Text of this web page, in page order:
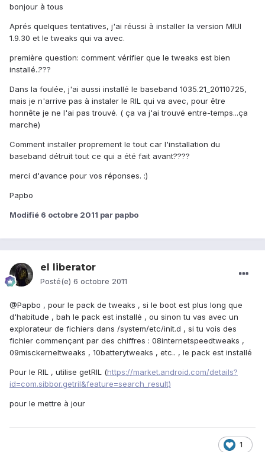
bonjour à tous
Aprés quelques tentatives, j'ai réussi à installer la version MIUI
1.9.30 et le tweaks qui va avec.
première question: comment vérifier que le tweaks est bien
installé..???
Dans la foulée, j'ai aussi installé le baseband 1035.21_20110725,
mais je n'arrive pas à instaler le RIL qui va avec, pour être
honnête je ne l'ai pas trouvé. ( ça va j'ai trouvé entre-temps...ça
marche)
Comment installer proprement le tout car l'installation du
baseband détruit tout ce qui a été fait avant????
merci d'avance pour vos réponses. :)
Papbo
Modifié 6 octobre 2011 par papbo
el liberator
Posté(e) 6 octobre 2011
@Papbo , pour le pack de tweaks , si le boot est plus long que
d'habitude , bah le pack est installé , ou sinon tu vas avec un
explorateur de fichiers dans /system/etc/init.d , si tu vois des
fichier commençant par des chiffres : 08internetspeedtweaks ,
09misckerneltweaks , 10batterytweaks , etc.. , le pack est installé
Pour le RIL , utilise getRIL (https://market.android.com/details?
id=com.sibbor.getril&feature=search_result)
pour le mettre à jour
1